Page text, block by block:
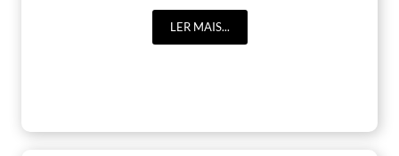
LER MAIS...